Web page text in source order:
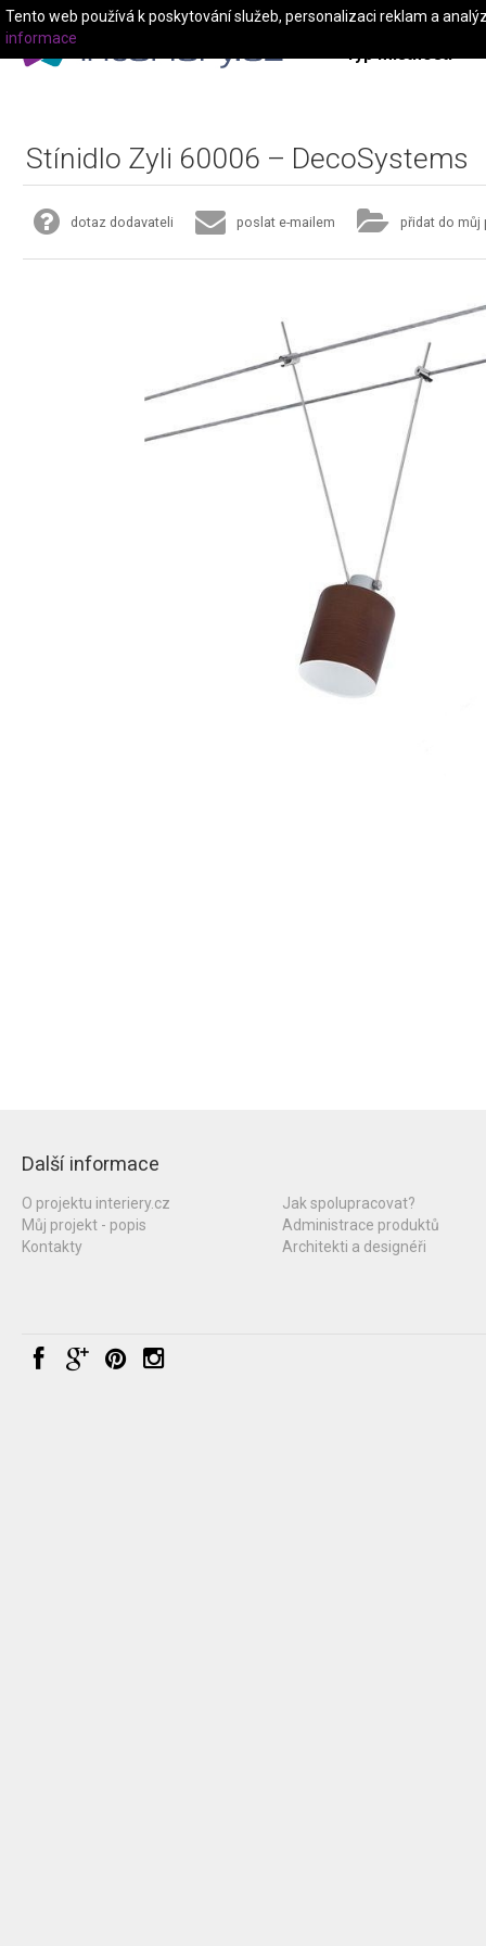
Typ místnosti
Stínidlo Zyli 60006 – DecoSystems
dotaz dodavateli poslat e-mailem přidat do můj
Další informace
O projektu interiery.cz
Můj projekt - popis
Kontakty
Jak spolupracovat?
Administrace produktů
Architekti a designéři
Tento web používá k poskytování služeb, personalizaci reklam a
informace